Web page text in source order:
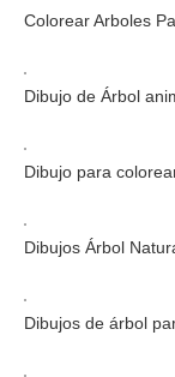
Colorear Arboles
Dibujo de Árbol
Dibujo para
Dibujos Árbol
Dibujos de árbol